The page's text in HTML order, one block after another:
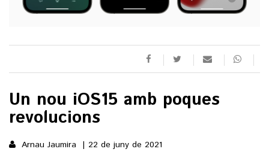
TEMÀTIQUES
()
()
ACTUALITAT
Un nou iOS15 amb poques
revolucions
Arnau Jaumira 22 de juny de 2021